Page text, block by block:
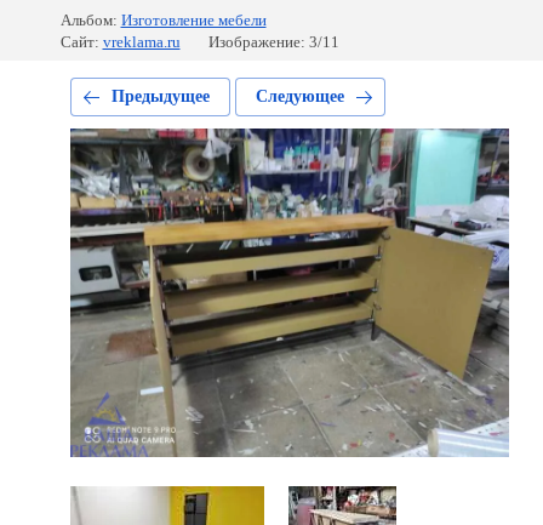
Альбом: Изготовление мебели
Сайт: vreklama.ru Изображение: 3/11
Предыдущее Следующее